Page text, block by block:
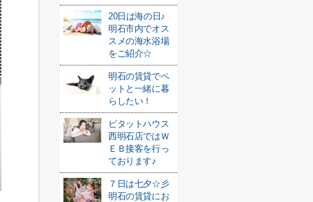
20日は海の日♪
明石市内でオス
スメの海水浴場
をご紹介☆
明石の賃貸でペ
ットと一緒に暮
らしたい！
ピタットハウス
西明石店ではＷ
ＥＢ接客を行っ
ております♪
７日は七夕☆彡
明石の賃貸にお